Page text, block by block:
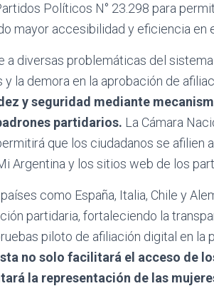
Políticos N° 23.298 para
mayor accesibilidad y eficiencia en
a diversas problemáticas del
la demora en la aprobación de
y seguridad mediante
partidarios. La Cámara
que los ciudadanos se afilien
Argentina y los sitios web de los
como España, Italia, Chile y
partidaria, fortaleciendo la
piloto de afiliación digital en
no solo facilitará el acceso de
la representación de las